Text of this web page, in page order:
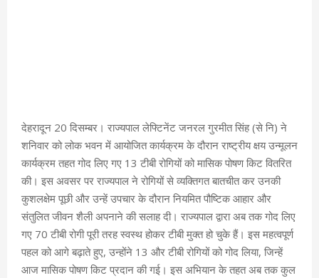
देहरादून 20 दिसम्बर। राज्यपाल लेफ्टिनेंट जनरल गुरमीत सिंह (से नि) ने
शनिवार को लोक भवन में आयोजित कार्यक्रम के दौरान राष्ट्रीय क्षय उन्मूलन
कार्यक्रम तहत गोद लिए गए 13 टीबी रोगियों को मासिक पोषण किट वितरित
की। इस अवसर पर राज्यपाल ने रोगियों से व्यक्तिगत बातचीत कर उनकी
कुशलक्षेम पूछी और उन्हें उपचार के दौरान नियमित पौष्टिक आहार और
संतुलित जीवन शैली अपनाने की सलाह दी। राज्यपाल द्वारा अब तक गोद लिए
गए 70 टीबी रोगी पूरी तरह स्वस्थ होकर टीबी मुक्त हो चुके हैं। इस महत्वपूर्ण
पहल को आगे बढ़ाते हुए, उन्होंने 13 और टीबी रोगियों को गोद लिया, जिन्हें
आज मासिक पोषण किट प्रदान की गई। इस अभियान के तहत अब तक कुल